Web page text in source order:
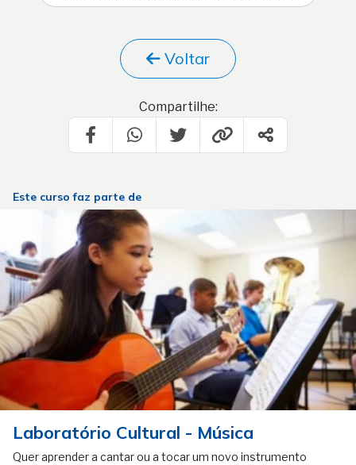
Voltar
Compartilhe:
Este curso faz parte de
Laboratório Cultural - Música
Quer aprender a cantar ou a tocar um novo instrumento